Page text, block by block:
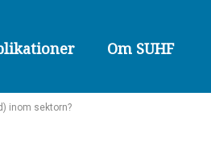
Om SUHF
inom sektorn?